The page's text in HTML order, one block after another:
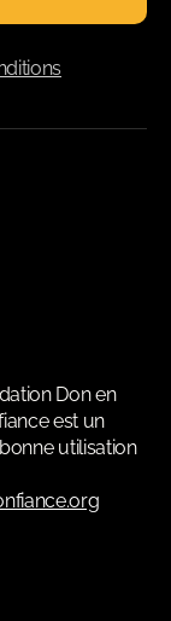
Don en
est un
utilisation